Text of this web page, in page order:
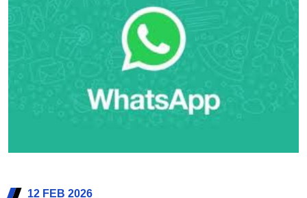
12 FEB 2026